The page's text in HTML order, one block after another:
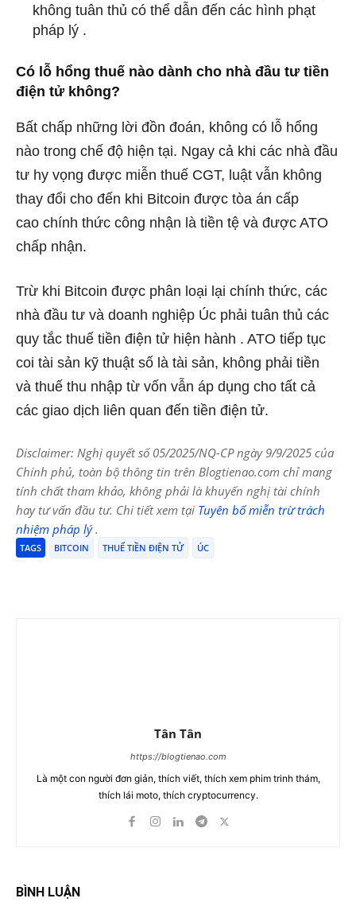
không tuân thủ có thể dẫn đến các hình phạt
pháp lý .
Có lỗ hổng thuế nào dành cho nhà đầu tư tiền
điện tử không?
Bất chấp những lời đồn đoán, không có lỗ hổng
nào trong chế độ hiện tại. Ngay cả khi các nhà đầu
tư hy vọng được miễn thuế CGT, luật vẫn không
thay đổi cho đến khi Bitcoin được tòa án cấp
cao chính thức công nhận là tiền tệ và được ATO
chấp nhận.
Trừ khi Bitcoin được phân loại lại chính thức, các
nhà đầu tư và doanh nghiệp Úc phải tuân thủ các
quy tắc thuế tiền điện tử hiện hành . ATO tiếp tục
coi tài sản kỹ thuật số là tài sản, không phải tiền
và thuế thu nhập từ vốn vẫn áp dụng cho tất cả
các giao dịch liên quan đến tiền điện tử.
Disclaimer: Nghị quyết số 05/2025/NQ-CP ngày 9/9/2025 của
Chính phủ, toàn bộ thông tin trên Blogtienao.com chỉ mang
tính chất tham khảo, không phải là khuyến nghị tài chính
hay tư vấn đầu tư. Chi tiết xem tại Tuyên bố miễn trừ trách
nhiệm pháp lý.
TAGS BITCOIN THUẾ TIỀN ĐIỆN TỬ ÚC
Tân Tân
https://blogtienao.com
Là một con người đơn giản, thích viết, thích xem phim trinh thám,
thích lái moto, thích cryptocurrency.
BÌNH LUẬN